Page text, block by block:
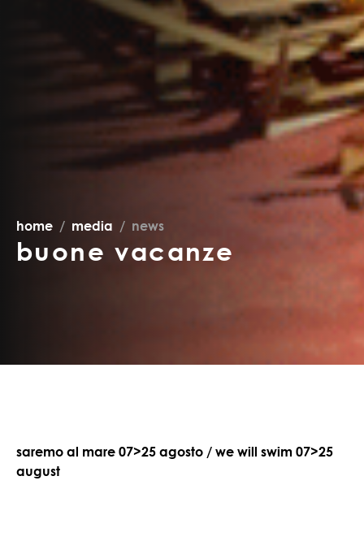
home media news
buone vacanze
saremo al mare 07>25 agosto / we will swim 07>25
august